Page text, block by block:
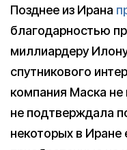
Позднее из Ирана
благодарностью
миллиардеру
спутникового
компания Маска
не подтверждала
некоторых в Иране